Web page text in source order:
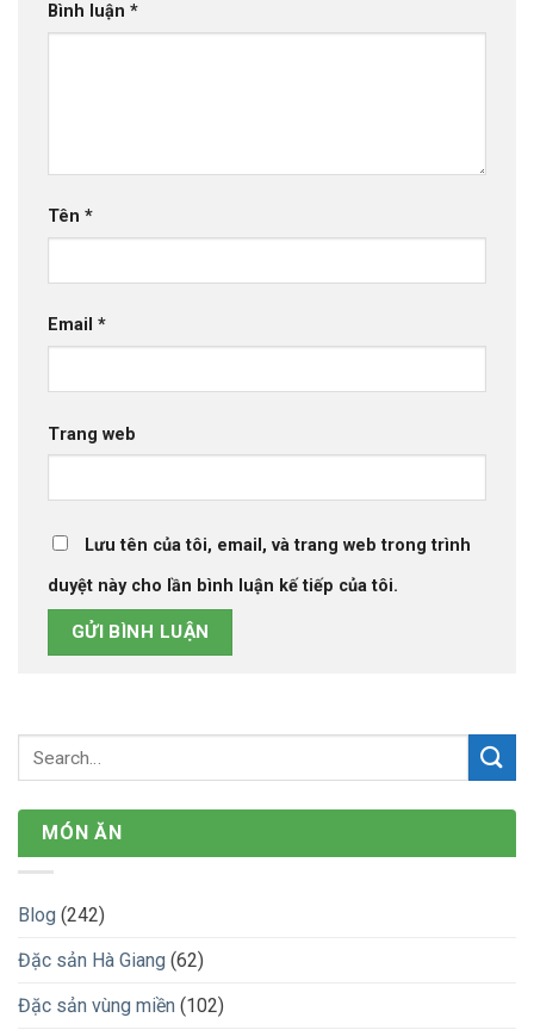
Bình luận *
Tên *
Email *
Trang web
Lưu tên của tôi, email, và trang web trong trình
duyệt này cho lần bình luận kế tiếp của tôi.
MÓN ĂN
Blog (242)
Đặc sản Hà Giang (62)
Đặc sản vùng miền (102)